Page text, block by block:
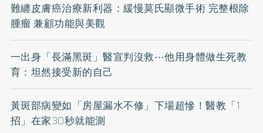
難纏皮膚癌治療新利器：緩慢莫氏顯微手術 完整根除
腫瘤 兼顧功能與美觀
一出身「長滿黑斑」醫宣判沒救⋯他用身體做生死教
育：坦然接受新的自己
黃斑部病變如「房屋漏水不修」下場超慘！醫教「1
招」在家30秒就能測